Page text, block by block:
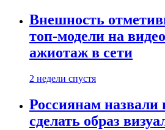
Внешность
топ-модели на
ажиотаж в сети
2 недели спустя
Россиянам назвали
сделать образ